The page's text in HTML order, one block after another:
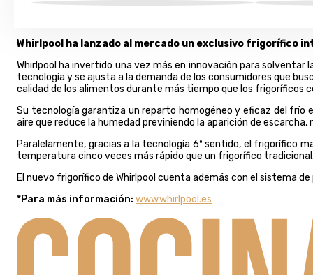
Whirlpool ha lanzado al mercado un exclusivo frigorífico
Whirlpool ha invertido una vez más en innovación para
tecnología y se ajusta a la demanda de los consumidores que
calidad de los alimentos durante más tiempo que los frigoríficos
Su tecnología garantiza un reparto homogéneo y eficaz del frío
aire que reduce la humedad previniendo la aparición de escarcha,
Paralelamente, gracias a la tecnología 6º sentido, el frigorífico
temperatura cinco veces más rápido que un frigorífico
El nuevo frigorífico de Whirlpool cuenta además con el sistema
*Para más información: www.whirlpool.es